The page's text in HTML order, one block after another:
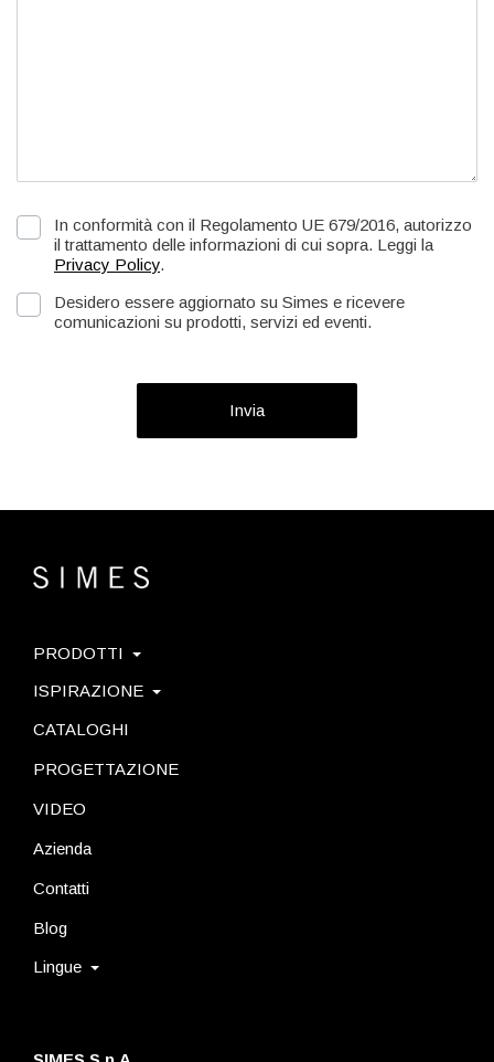
In conformità con il Regolamento UE 679/2016, autorizzo
il trattamento delle informazioni di cui sopra. Leggi la
Privacy Policy.
Desidero essere aggiornato su Simes e ricevere
comunicazioni su prodotti, servizi ed eventi.
Invia
PRODOTTI
ISPIRAZIONE
CATALOGHI
PROGETTAZIONE
VIDEO
Azienda
Contatti
Blog
Lingue